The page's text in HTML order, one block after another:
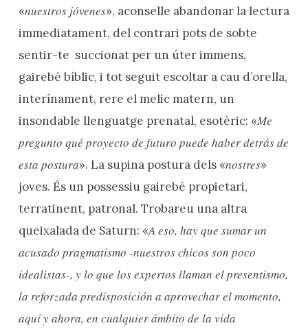
«nuestros jóvenes», aconselle abandonar la lectura
immediatament, del contrari pots de sobte
sentir-te succionat per un úter immens,
gairebé bíblic, i tot seguit escoltar a cau d’orella,
interínament, rere el melic matern, un
insondable llenguatge prenatal, esotèric: «Me
pregunto qué proyecto de futuro puede haber detrás de
esta postura». La supina postura dels «nostres»
joves. És un possessiu gairebé propietari,
terratinent, patronal. Trobareu una altra
queixalada de Saturn: «A eso, hay que sumar un
acusado pragmatismo -nuestros chicos son poco
idealistas-, y lo que los expertos llaman el presentismo,
la reforzada predisposición a aprovechar el momento,
aquí y ahora, en cualquier ámbito de la vida